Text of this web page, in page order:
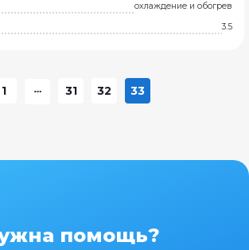
охлаждение и обогрев
3.5
1 31 32 33
помощь?